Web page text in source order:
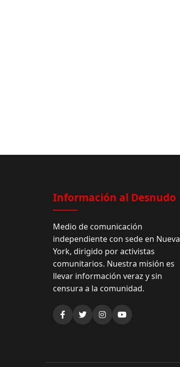
Información al Desnudo
Medio de comunicación
independiente con sede en Nueva
York, dirigido por activistas
comunitarios. Nuestra misión es
llevar información veraz y sin
censura a la comunidad.